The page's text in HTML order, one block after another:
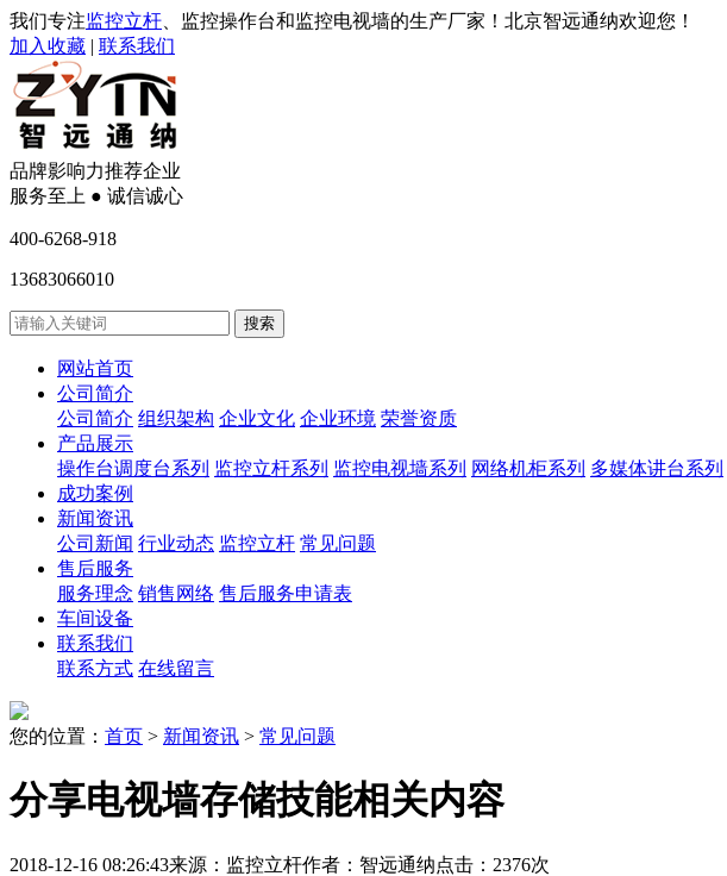
我们专注监控立杆 、监控操作台和监控电视墙的生产厂家！北京智远通纳欢迎您！
加入收藏 | 联系我们
品牌影响力推荐企业
服务至上 ● 诚信诚心
400-6268-918
13683066010
网站首页
公司简介
公司简介 组织架构 企业文化 企业环境 荣誉资质
产品展示
操作台调度台系列 监控立杆系列 监控电视墙系列 网络机柜系列 多媒体讲台系列
成功案例
新闻资讯
公司新闻 行业动态 监控立杆 常见问题
售后服务
服务理念 销售网络 售后服务申请表
车间设备
联系我们
联系方式 在线留言
您的位置： 首页 > 新闻资讯 > 常见问题
分享电视墙存储技能相关内容
2018-12-16 08:26:43来源：监控立杆作者：智远通纳点击：2376次